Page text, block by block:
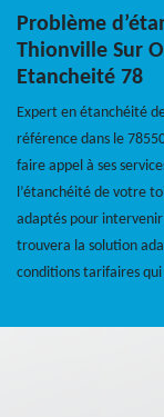
Problème
Thionville Sur
Etancheité 78
Expert en étanchéité
référence dans le
faire appel à ses
l’étanchéité de votre
adaptés pour
trouvera la solution
conditions tarifaires qui